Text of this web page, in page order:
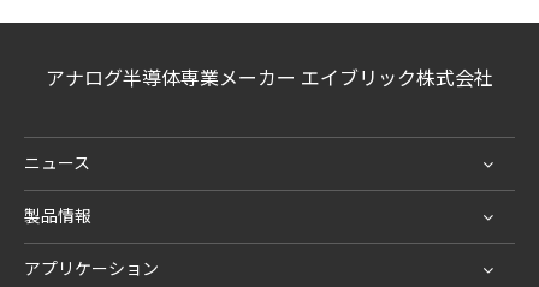
アナログ半導体専業メーカー エイブリック株式会社
ニュース
製品情報
アプリケーション